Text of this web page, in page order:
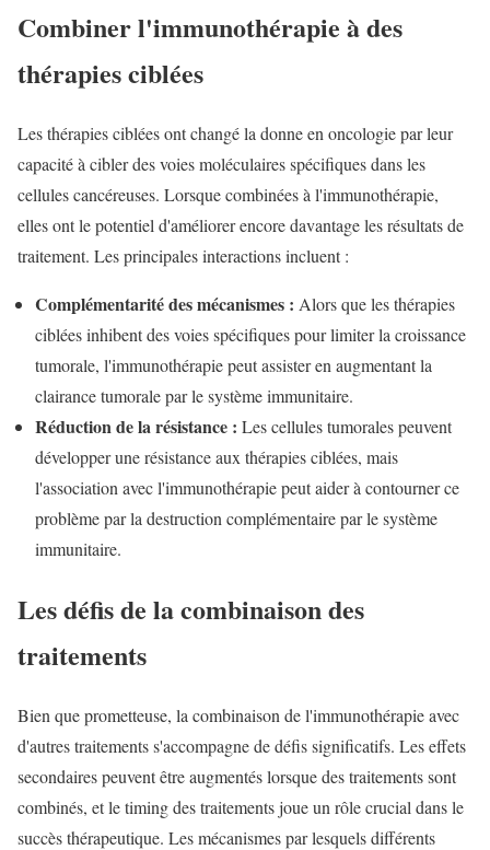
Combiner l'immunothérapie à des
thérapies ciblées
Les thérapies ciblées ont changé la donne en oncologie par leur
capacité à cibler des voies moléculaires spécifiques dans les
cellules cancéreuses. Lorsque combinées à l'immunothérapie,
elles ont le potentiel d'améliorer encore davantage les résultats de
traitement. Les principales interactions incluent :
Complémentarité des mécanismes : Alors que les thérapies
ciblées inhibent des voies spécifiques pour limiter la croissance
tumorale, l'immunothérapie peut assister en augmentant la
clairance tumorale par le système immunitaire.
Réduction de la résistance : Les cellules tumorales peuvent
développer une résistance aux thérapies ciblées, mais
l'association avec l'immunothérapie peut aider à contourner ce
problème par la destruction complémentaire par le système
immunitaire.
Les défis de la combinaison des
traitements
Bien que prometteuse, la combinaison de l'immunothérapie avec
d'autres traitements s'accompagne de défis significatifs. Les effets
secondaires peuvent être augmentés lorsque des traitements sont
combinés, et le timing des traitements joue un rôle crucial dans le
succès thérapeutique. Les mécanismes par lesquels différents